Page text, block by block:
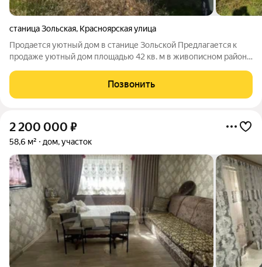
станица Зольская, Красноярская улица
Продается уютный дом в станице Зольской Предлагается к
продаже уютный дом площадью 42 кв. м в живописном районе
электричество и газ. К дому прилагается 10 соток земли.
Участок можно
Позвонить
2 200 000 ₽
58,6 м² дом, участок